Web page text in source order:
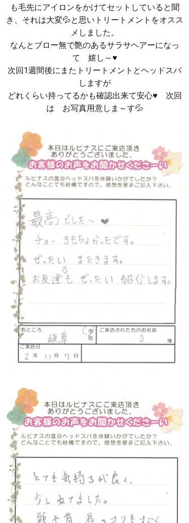
も毛先にアイロンをかけてセットしていると聞
き、それは大変💦と思いトリートメントをオスス
メしました。
なんとブロー無で艶のあるサラサヘアーになっ
て 嬉し～♥
次回1週間後にまたトリートメントとヘッドスパ
しますが
どれくらい持ってるかも確認出来て安心♥ 次回
は お写真用意しま～す💦